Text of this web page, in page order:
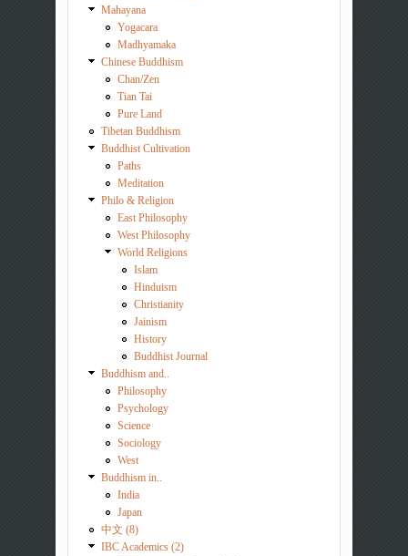
Mahayana
Yogacara
Madhyamaka
Chinese Buddhism
Chan/Zen
Tian Tai
Pure Land
Tibetan Buddhism
Buddhist Cultivation
Paths
Meditation
Philo & Religion
East Philosophy
West Philosophy
World Religions
Islam
Hinduism
Christianity
Jainism
History
Buddhist Journal
Buddhism and..
Philosophy
Psychology
Science
Sociology
West
Buddhism in..
India
Japan
中文 (8)
IBC Academics (2)